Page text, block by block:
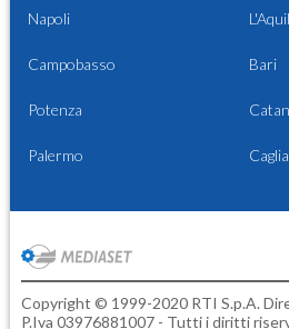
Napoli
Campobasso Bari
Potenza
Palermo
Copyright © 1999-2020 RTI S.p.A.
P.Iva 03976881007 - Tutti i diritti